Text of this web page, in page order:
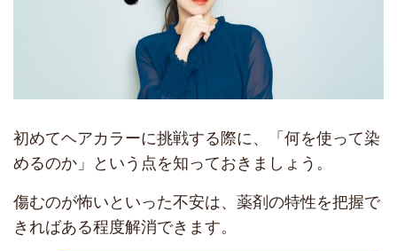
初めてヘアカラーに挑戦する際に、「何を使って染
めるのか」という点を知っておきましょう。
傷むのが怖いといった不安は、薬剤の特性を把握で
きればある程度解消できます。